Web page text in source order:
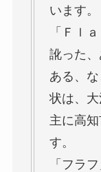
います
「Ｆｌ
訛った
ある、
状は、大
主に高
す。
「フラ